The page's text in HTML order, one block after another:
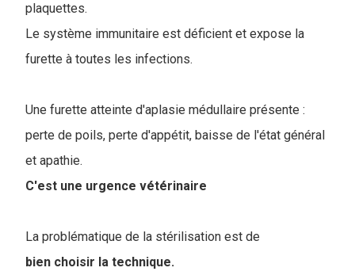
plaquettes.
Le système immunitaire est déficient et expose la
furette à toutes les infections.
Une furette atteinte d'aplasie médullaire présente :
perte de poils, perte d'appétit, baisse de l'état général
et apathie.
C'est une urgence vétérinaire
La problématique de la stérilisation est de
bien choisir la technique.